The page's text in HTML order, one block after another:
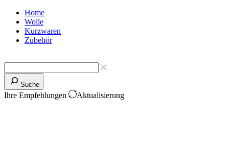
Home
Wolle
Kurzwaren
Zubehör
Suche
Ihre Empfehlungen Aktualisierung